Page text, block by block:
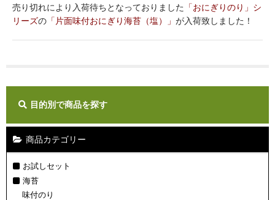
ギフト
カートを見る
マイページ
お問い合わせ
売り切れにより入荷待ちとなっておりました
「おにぎりのり」シ
リーズの 「片面味付おにぎり海苔（塩）」 が入荷致しました！
目的別で商品を探す
商品カテゴリー
お試しセット
海苔
味付のり